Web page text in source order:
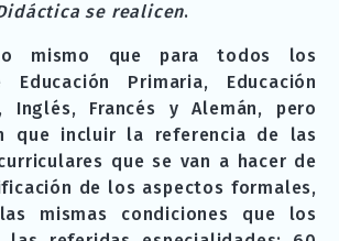
se realicen.
mismo que para todos los
Educación Primaria, Educación
Inglés, Francés y Alemán, pero
que incluir la referencia de las
que se van a hacer de
de los aspectos formales,
mismas condiciones que los